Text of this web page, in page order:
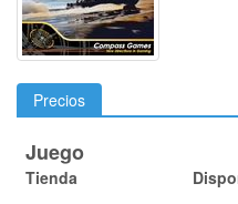
Precios
Juego
Tienda